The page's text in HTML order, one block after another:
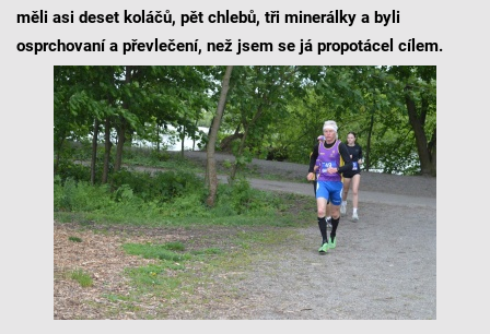
měli asi deset koláčů, pět chlebů, tři minerálky a byli
osprchovaní a převlečení, než jsem se já propotácel cílem.